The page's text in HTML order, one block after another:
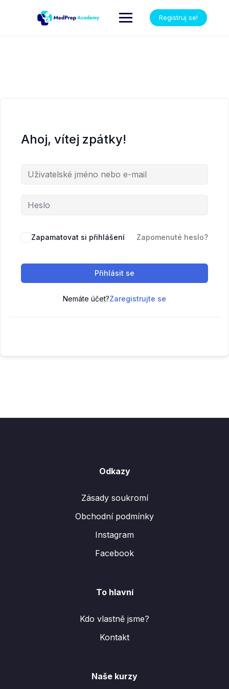
Registruj se!
Ahoj, vítej zpátky!
Zapamatovat si přihlášení Zapomenuté heslo?
Přihlásit se
Nemáte účet?Zaregistrujte se
Odkazy
Zásady soukromí
Obchodní podmínky
Instagram
Facebook
To hlavní
Kdo vlastně jsme?
Kontakt
Naše kurzy